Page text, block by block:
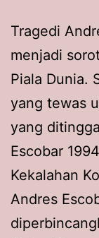
Tragedi
menjadi
Piala Dunia.
yang tewas
yang
Escobar
Kekalahan
Andres